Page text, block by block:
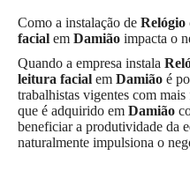
Como a instalação de Relógio
facial em Damião impacta o
Quando a empresa instala
leitura facial em Damião é
trabalhistas vigentes com
que é adquirido em Damião
beneficiar a produtividade da
naturalmente impulsiona o